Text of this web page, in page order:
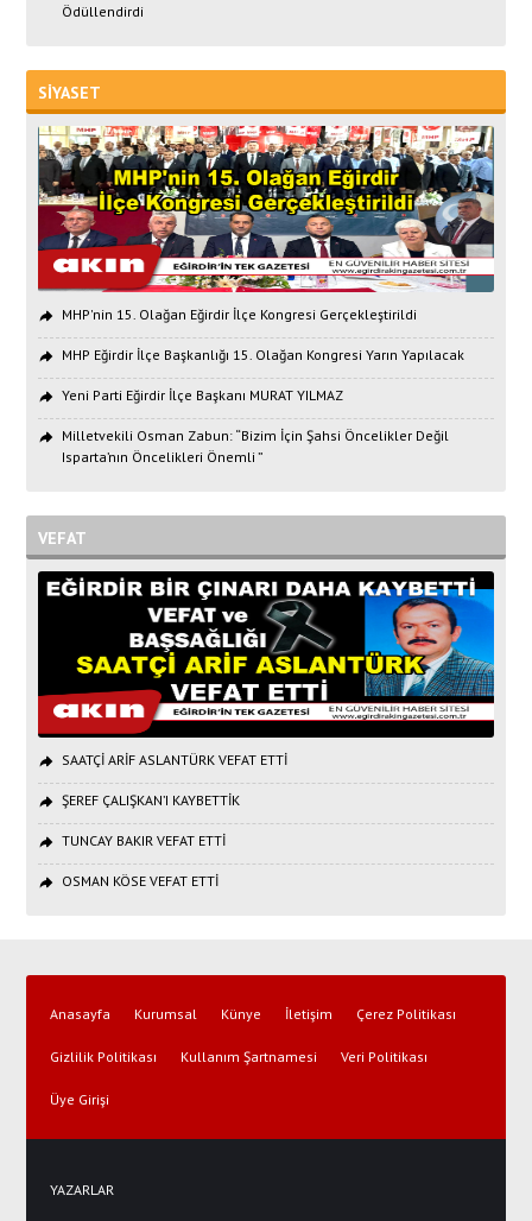
Ödüllendirdi
SİYASET
MHP'nin 15. Olağan Eğirdir İlçe Kongresi Gerçekleştirildi
MHP Eğirdir İlçe Başkanlığı 15. Olağan Kongresi Yarın Yapılacak
Yeni Parti Eğirdir İlçe Başkanı MURAT YILMAZ
Milletvekili Osman Zabun: “Bizim İçin Şahsi Öncelikler Değil
Isparta’nın Öncelikleri Önemli ”
VEFAT
SAATÇİ ARİF ASLANTÜRK VEFAT ETTİ
ŞEREF ÇALIŞKAN’I KAYBETTİK
TUNCAY BAKIR VEFAT ETTİ
OSMAN KÖSE VEFAT ETTİ
Anasayfa Kurumsal Künye İletişim Çerez Politikası
Gizlilik Politikası Kullanım Şartnamesi Veri Politikası
Üye Girişi
YAZARLAR